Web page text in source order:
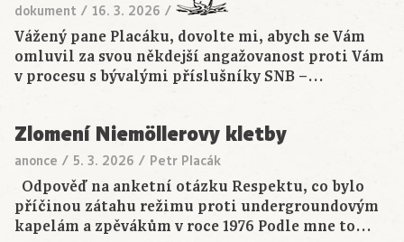
dokument / 16. 3. 2026 /
Vážený pane Placáku, dovolte mi, abych se Vám
omluvil za svou někdejší angažovanost proti Vám
v procesu s bývalými příslušníky SNB –…
Zlomení Niemöllerovy kletby
anonce / 5. 3. 2026 / Petr Placák
Odpověď na anketní otázku Respektu, co bylo
příčinou zátahu režimu proti undergroundovým
kapelám a zpěvákům v roce 1976 Podle mne to…